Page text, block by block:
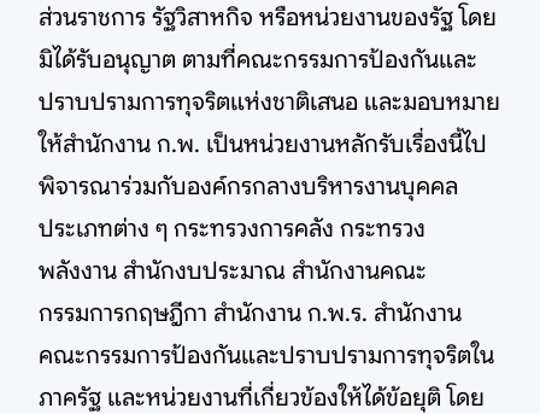
ส่วนราชการ รัฐวิสาหกิจ หรือหน่วยงานของรัฐ โดย
มิได้รับอนุญาต ตามที่คณะกรรมการป้องกันและ
ปราบปรามการทุจริตแห่งชาติเสนอ และมอบหมาย
ให้สํานักงาน ก.พ. เป็นหน่วยงานหลักรับเรื่องนี้ไป
พิจารณาร่วมกับองค์กรกลางบริหารงานบุคคล
ประเภทต่าง ๆ กระทรวงการคลัง กระทรวง
พลังงาน สํานักงบประมาณ สํานักงานคณะ
กรรมการกฤษฎีกา สํานักงาน ก.พ.ร. สํานักงาน
คณะกรรมการป้องกันและปราบปรามการทุจริตใน
ภาครัฐ และหน่วยงานที่เกี่ยวข้องให้ได้ข้อยุติ โดย